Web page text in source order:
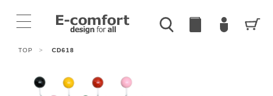
TOP > CD618